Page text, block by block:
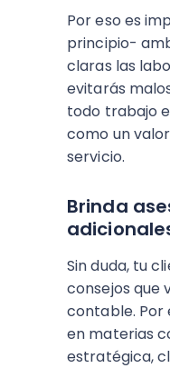
Por eso es
principio-
claras las
evitarás
todo trabajo
como un
servicio.
Brinda
Sin duda, tu
consejos que
contable. Por
en materias
estratégica,